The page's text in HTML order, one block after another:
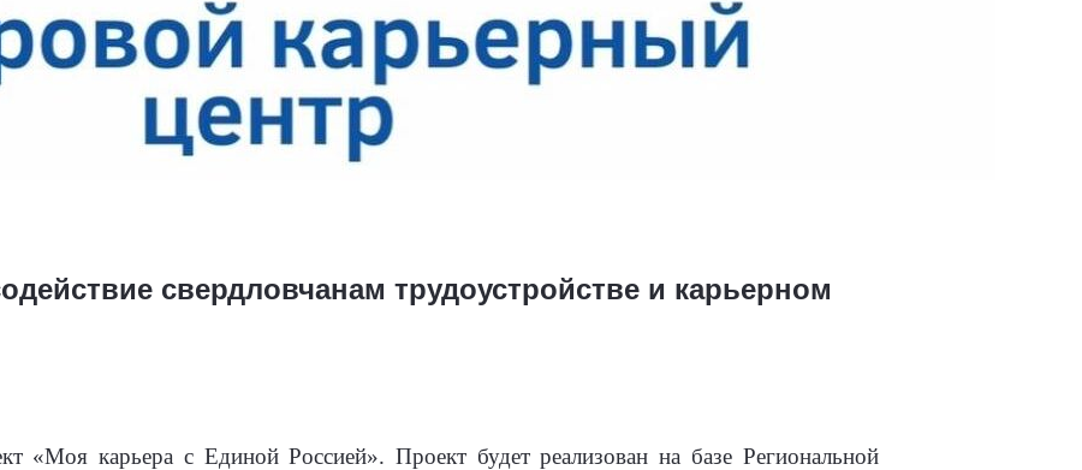
свердловчанам трудоустройстве и карьерном
«Моя карьера с Единой Россией». Проект будет реализован на базе Региональной